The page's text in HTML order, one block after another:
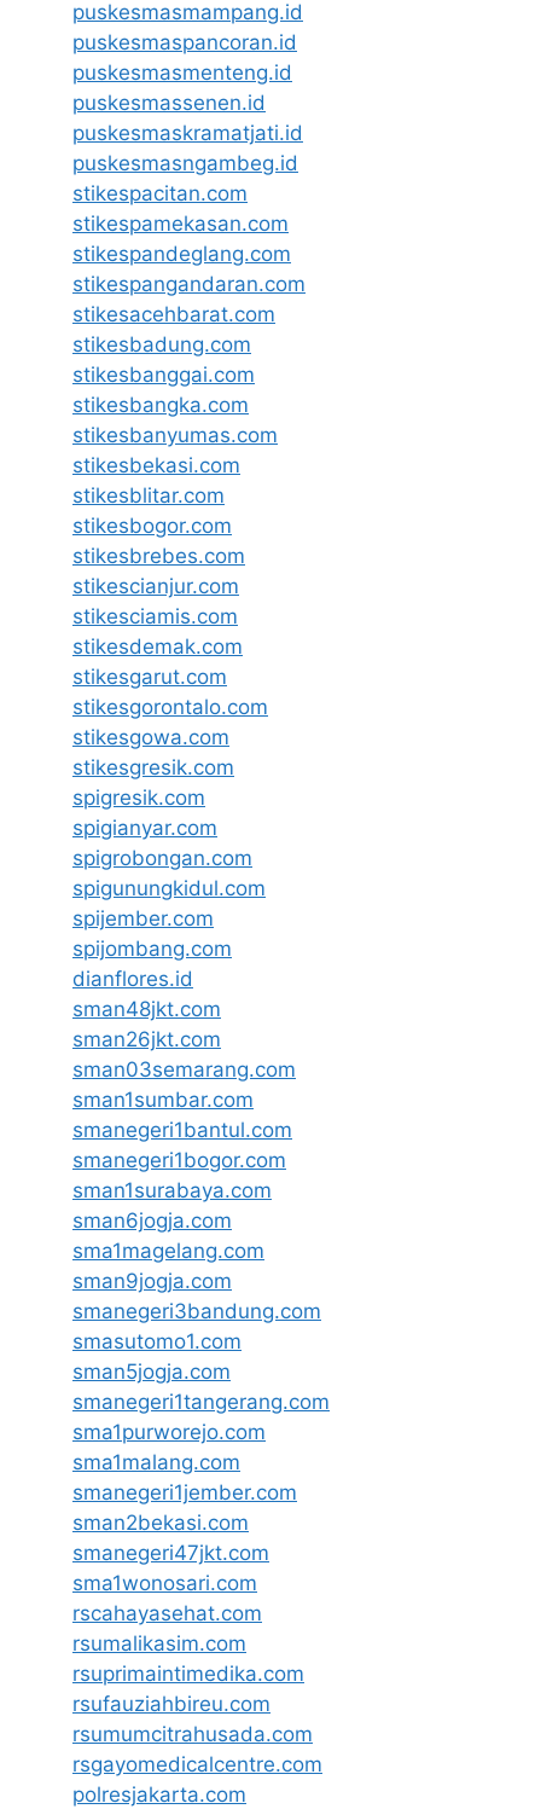
puskesmasmampang.id
puskesmaspancoran.id
puskesmasmenteng.id
puskesmassenen.id
puskesmaskramatjati.id
puskesmasngambeg.id
stikespacitan.com
stikespamekasan.com
stikespandeglang.com
stikespangandaran.com
stikesacehbarat.com
stikesbadung.com
stikesbanggai.com
stikesbangka.com
stikesbanyumas.com
stikesbekasi.com
stikesblitar.com
stikesbogor.com
stikesbrebes.com
stikescianjur.com
stikesciamis.com
stikesdemak.com
stikesgarut.com
stikesgorontalo.com
stikesgowa.com
stikesgresik.com
spigresik.com
spigianyar.com
spigrobongan.com
spigunungkidul.com
spijember.com
spijombang.com
dianflores.id
sman48jkt.com
sman26jkt.com
sman03semarang.com
sman1sumbar.com
smanegeri1bantul.com
smanegeri1bogor.com
sman1surabaya.com
sman6jogja.com
sma1magelang.com
sman9jogja.com
smanegeri3bandung.com
smasutomo1.com
sman5jogja.com
smanegeri1tangerang.com
sma1purworejo.com
sma1malang.com
smanegeri1jember.com
sman2bekasi.com
smanegeri47jkt.com
sma1wonosari.com
rscahayasehat.com
rsumalikasim.com
rsuprimaintimedika.com
rsufauziahbireu.com
rsumumcitrahusada.com
rsgayomedicalcentre.com
polresjakarta.com